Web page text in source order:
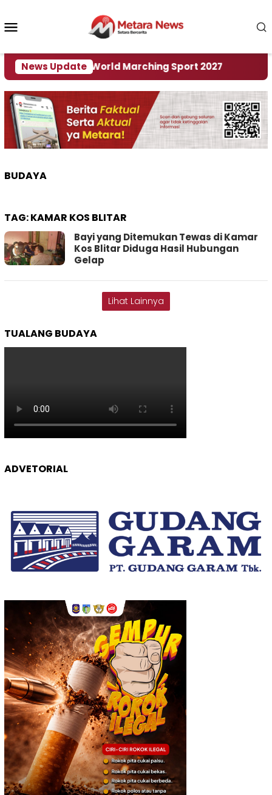
konten
News Update
Tuan Rumah World Marching Sport 2027
BUDAYA
TAG:KAMAR KOS BLITAR
Bayi yang Ditemukan Tewas di Kamar
Kos Blitar Diduga Hasil Hubungan
Gelap
Lihat Lainnya
TUALANG BUDAYA
ADVETORIAL